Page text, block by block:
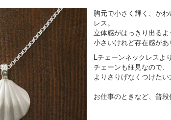
胸元で小さく輝く、か
レス。
立体感がはっきり出る
小さいけれど存在感があ
Lチェーンネックレスよ
チェーンも細見なので、
よりさりげなくつけたい
お仕事のときなど、普段